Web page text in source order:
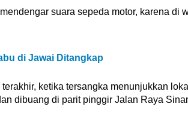
suara sepeda motor, karena di
di Jawai Ditangkap
ketika tersangka menunjukkan
dibuang di parit pinggir Jalan Raya